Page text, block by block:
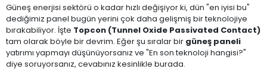
Güneş enerjisi sektörü o kadar hızlı değişiyor ki, dün "en iyisi bu"
dediğimiz panel bugün yerini çok daha gelişmiş bir teknolojiye
bırakabiliyor. İşte Topcon (Tunnel Oxide Passivated Contact)
tam olarak böyle bir devrim. Eğer şu sıralar bir güneş paneli
yatırımı yapmayı düşünüyorsanız ve "En son teknoloji hangisi?"
diye soruyorsanız, cevabınız kesinlikle burada.